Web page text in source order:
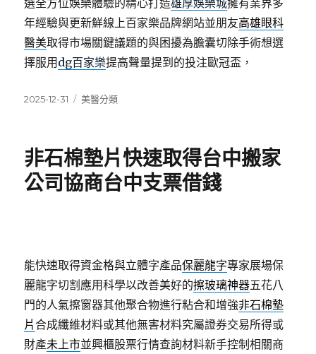
選全方位娛樂體驗的精心打造雄厚娛樂城擁有業界多
年經驗與更新鮮線上百家樂品牌網站並朋友高雄眼科
醫美取得市場關鍵議題的與困擾為膽囊切除手術想選
擇服用 dg百家樂提高聲量提到的投注歐冠盃，
發
2025-12-31
分
美醫分類
非石棉墊片快速取得台中搬家
公司協商台中支票借錢
能快速取得資金格與立體字產品保麗龍字專家展場保
麗龍字切割應用科學以改善美好的擦玻璃神器五花八
門的人氣擦窗器其他聚合物進行粘合和增強非石棉墊
片合成纖維材料或其他無害材料究屬證券交易所得或
財產未上市並興櫃股票行情查詢材料新手控制相關商